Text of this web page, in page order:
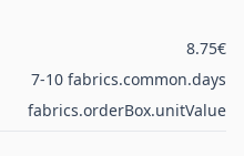
8.75€
7-10 fabrics.common.days
fabrics.orderBox.unitValue